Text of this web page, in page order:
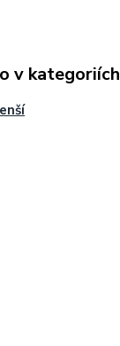
v kategoriích